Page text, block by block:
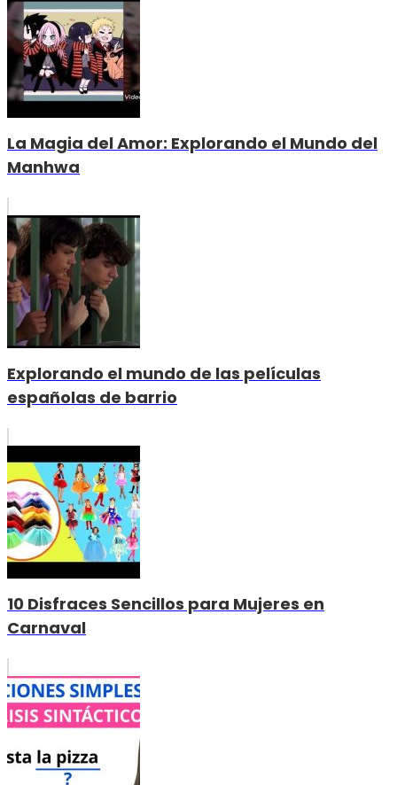
La Magia del Amor: Explorando el Mundo del
Manhwa
Explorando el mundo de las películas
españolas de barrio
10 Disfraces Sencillos para Mujeres en
Carnaval